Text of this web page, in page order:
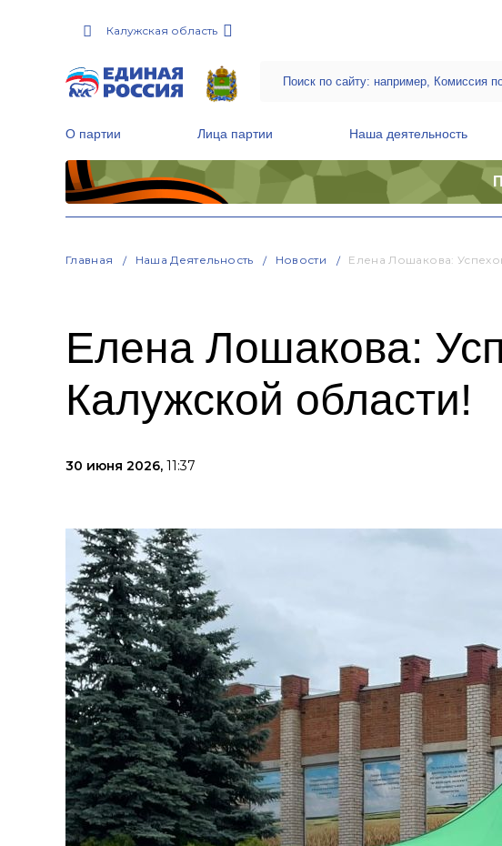
Калужская область
О партии Лица партии Наша деятельность
Главная Наша Деятельность Новости Елена Лошакова:
Елена Лошакова:
Калужской области!
30 июня 2026, 11:37